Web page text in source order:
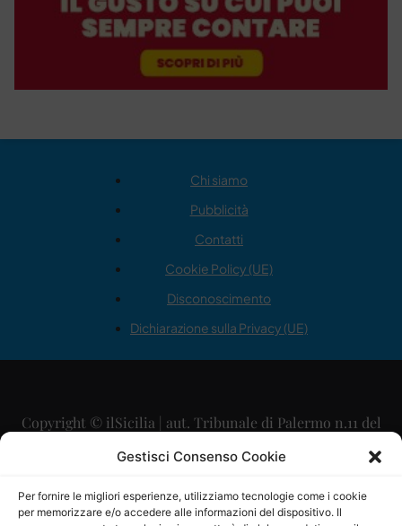
Gestisci Consenso Cookie
Per fornire le migliori esperienze, utilizziamo tecnologie come i cookie
per memorizzare e/o accedere alle informazioni del dispositivo. Il
Chi siamo
Pubblicità
Contatti
Cookie Policy (UE)
Disconoscimento
Dichiarazione sulla Privacy (UE)
Copyright © ilSicilia | aut. Tribunale di Palermo n.11 del
29/09/2015